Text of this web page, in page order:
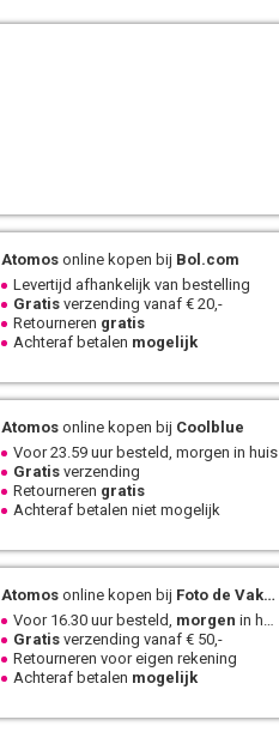
Atomos online kopen bij Bol.com
Levertijd afhankelijk van bestelling
Gratis verzending vanaf € 20,-
Retourneren gratis
Achteraf betalen mogelijk
Atomos online kopen bij Coolblue
Voor 23.59 uur besteld, morgen in huis
Gratis verzending
Retourneren gratis
Achteraf betalen niet mogelijk
Atomos online kopen bij Foto de Vakman
Voor 16.30 uur besteld, morgen in huis
Gratis verzending vanaf € 50,-
Retourneren voor eigen rekening
Achteraf betalen mogelijk